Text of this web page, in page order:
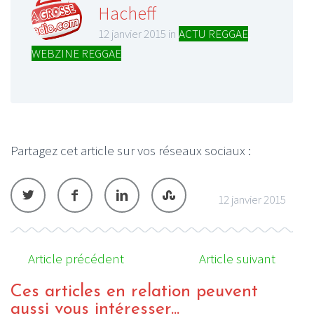
Hacheff
12 janvier 2015 in ACTU REGGAE
WEBZINE REGGAE
Partagez cet article sur vos réseaux sociaux :
12 janvier 2015
Article précédent Article suivant
Ces articles en relation peuvent
aussi vous intéresser...